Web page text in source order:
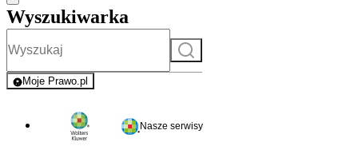
Wyszukiwarka
Szukaj
Moje Prawo.pl
- rejestracja i logowanie do serwisu
Nasze serwisy